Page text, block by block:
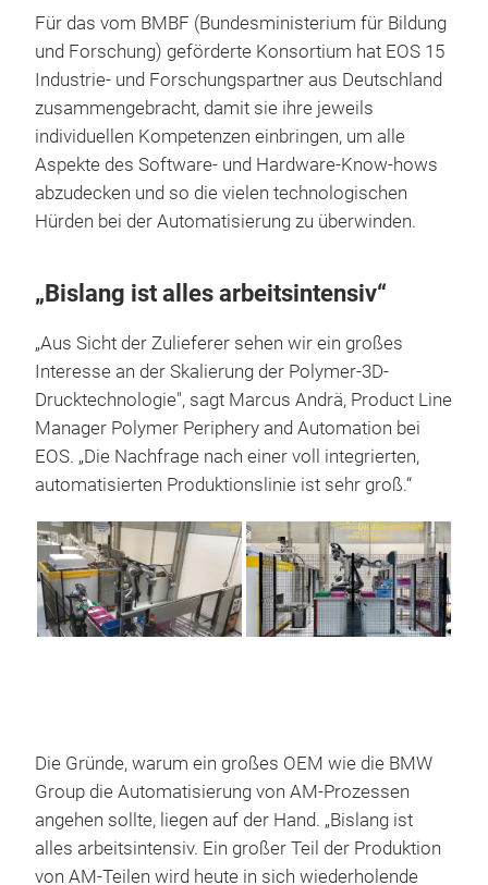
Für das vom BMBF (Bundesministerium für Bildung
und Forschung) geförderte Konsortium hat EOS 15
Industrie- und Forschungspartner aus Deutschland
zusammengebracht, damit sie ihre jeweils
individuellen Kompetenzen einbringen, um alle
Aspekte des Software- und Hardware-Know-hows
abzudecken und so die vielen technologischen
Hürden bei der Automatisierung zu überwinden.
„Bislang ist alles arbeitsintensiv“
„Aus Sicht der Zulieferer sehen wir ein großes
Interesse an der Skalierung der Polymer-3D-
Drucktechnologie", sagt Marcus Andrä, Product Line
Manager Polymer Periphery and Automation bei
EOS. „Die Nachfrage nach einer voll integrierten,
automatisierten Produktionslinie ist sehr groß.“
Die Gründe, warum ein großes OEM wie die BMW
Group die Automatisierung von AM-Prozessen
angehen sollte, liegen auf der Hand. „Bislang ist
alles arbeitsintensiv. Ein großer Teil der Produktion
von AM-Teilen wird heute in sich wiederholende